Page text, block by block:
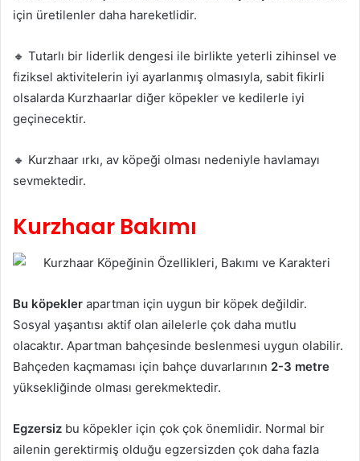
için üretilenler daha hareketlidir.
🔸 Tutarlı bir liderlik dengesi ile birlikte yeterli zihinsel ve
fiziksel aktivitelerin iyi ayarlanmış olmasıyla, sabit fikirli
olsalarda Kurzhaarlar diğer köpekler ve kedilerle iyi
geçinecektir.
🔸 Kurzhaar ırkı, av köpeği olması nedeniyle havlamayı
sevmektedir.
Kurzhaar Bakımı
Bu köpekler apartman için uygun bir köpek değildir.
Sosyal yaşantısı aktif olan ailelerle çok daha mutlu
olacaktır. Apartman bahçesinde beslenmesi uygun olabilir.
Bahçeden kaçmaması için bahçe duvarlarının 2-3 metre
yüksekliğinde olması gerekmektedir.
Egzersiz bu köpekler için çok çok önemlidir. Normal bir
ailenin gerektirmiş olduğu egzersizden çok daha fazla